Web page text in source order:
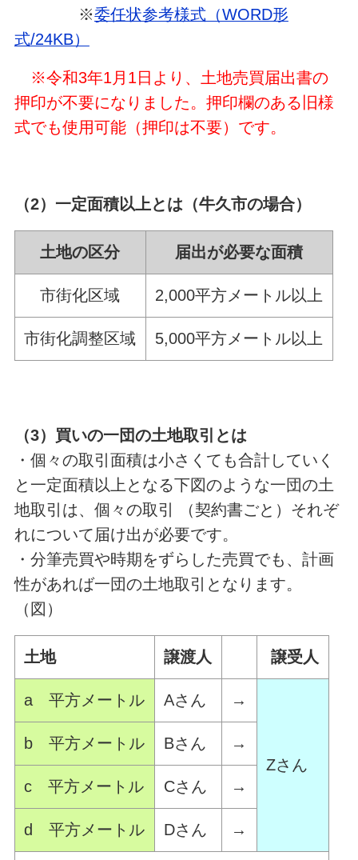
※委任状参考様式（WORD形
式/24KB）
※令和3年1月1日より、土地売買届出書の
押印が不要になりました。押印欄のある旧様
式でも使用可能（押印は不要）です。
（2）一定面積以上とは（牛久市の場合）
土地の区分 届出が必要な面積
市街化区域 2,000平方メートル以上
市街化調整区域 5,000平方メートル以上
（3）買いの一団の土地取引とは
・個々の取引面積は小さくても合計していく
と一定面積以上となる下図のような一団の土
地取引は、個々の取引 （契約書ごと）それぞ
れについて届け出が必要です。
・分筆売買や時期をずらした売買でも、計画
性があれば一団の土地取引となります。
（図）
土地 譲渡人 譲受人
a 平方メートル Aさん →
Zさん
b 平方メートル Bさん →
c 平方メートル Cさん →
d 平方メートル Dさん →